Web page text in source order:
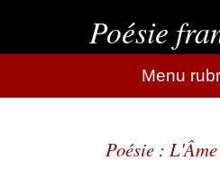
Poésie
Menu
Poésie :